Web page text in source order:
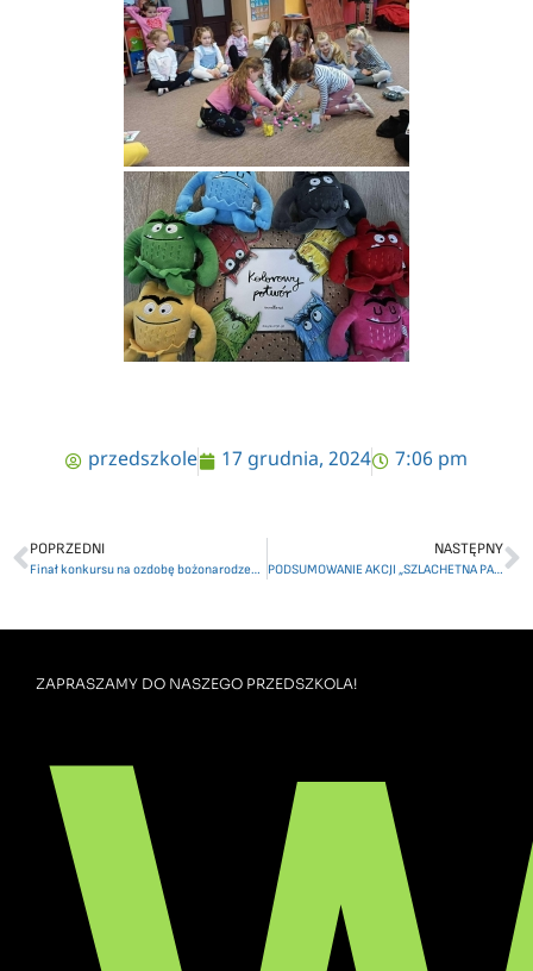
przedszkole 17 grudnia, 2024 7:06 pm
POPRZEDNI
Finał konkursu na ozdobę bożonarodzeniową
NASTĘPNY
PODSUMOWANIE AKCJI „SZLACHETNA PACZKA”
ZAPRASZAMY DO NASZEGO PRZEDSZKOLA!